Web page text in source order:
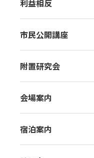
利益相反
市民公開講座
附置研究会
会場案内
宿泊案内